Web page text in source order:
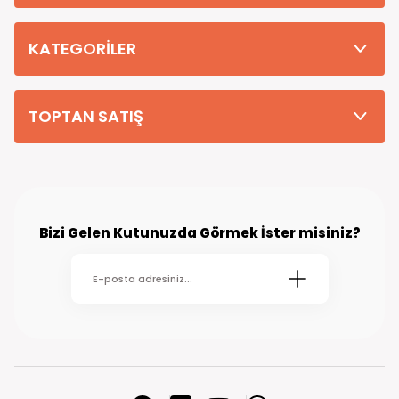
teslim edilmektedir. (kırsal köy kasaba gibi yerlere bu süre 7 güne
KATEGORİLER
TOPTAN SATIŞ
Bizi Gelen Kutunuzda Görmek İster misiniz?